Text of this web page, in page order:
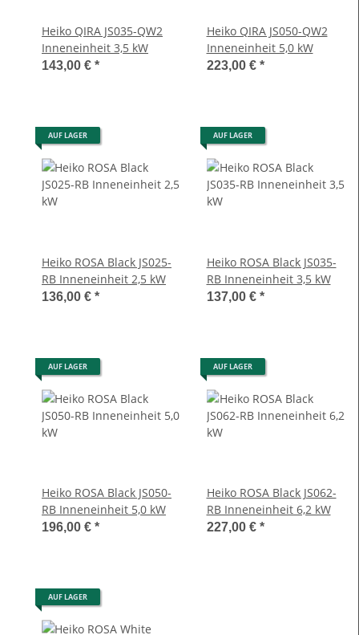
Heiko QIRA JS035-QW2
Inneneinheit 3,5 kW
143,00 € *
Heiko QIRA JS050-QW2
Inneneinheit 5,0 kW
223,00 € *
AUF LAGER
Heiko ROSA Black JS025-
RB Inneneinheit 2,5 kW
136,00 € *
AUF LAGER
Heiko ROSA Black JS035-
RB Inneneinheit 3,5 kW
137,00 € *
AUF LAGER
Heiko ROSA Black JS050-
RB Inneneinheit 5,0 kW
196,00 € *
AUF LAGER
Heiko ROSA Black JS062-
RB Inneneinheit 6,2 kW
227,00 € *
AUF LAGER